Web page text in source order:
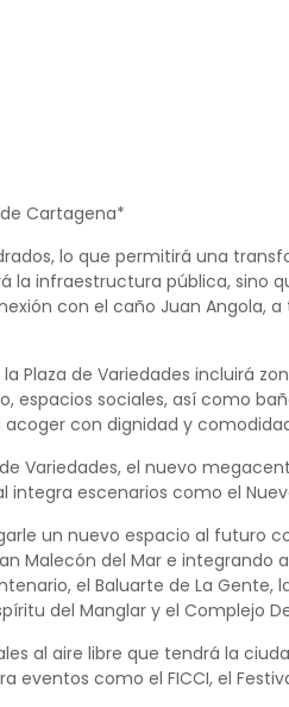
Cartagena*
lo que permitirá una
la infraestructura pública,
con el caño Juan Angola,
Plaza de Variedades incluirá
espacios sociales, así como
con dignidad y
Variedades, el nuevo
integra escenarios como el
un nuevo espacio al futuro
Malecón del Mar e integrando
el Baluarte de La Gente,
del Manglar y el Complejo
al aire libre que tendrá la
como el FICCI, el